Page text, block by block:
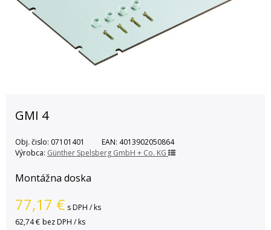
GMI 4
Obj. čislo: 07101401 EAN: 4013902050864
Výrobca: Günther Spelsberg GmbH + Co. KG
Montážna doska
77,17 € s DPH / ks
62,74 € bez DPH / ks